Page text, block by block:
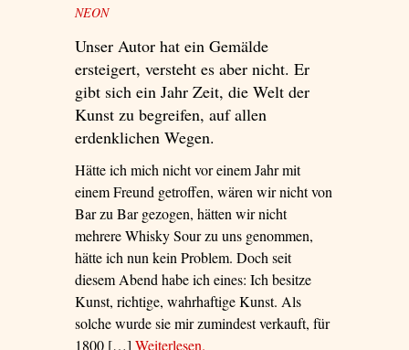
NEON
Unser Autor hat ein Gemälde
ersteigert, versteht es aber nicht. Er
gibt sich ein Jahr Zeit, die Welt der
Kunst zu begreifen, auf allen
erdenklichen Wegen.
Hätte ich mich nicht vor einem Jahr mit
einem Freund getroffen, wären wir nicht von
Bar zu Bar gezogen, hätten wir nicht
mehrere Whisky Sour zu uns genommen,
hätte ich nun kein Problem. Doch seit
diesem Abend habe ich eines: Ich besitze
Kunst, richtige, wahrhaftige Kunst. Als
solche wurde sie mir zumindest verkauft, für
1800 […] Weiterlesen– ‘Ist das Kunst, oder kann ich
.